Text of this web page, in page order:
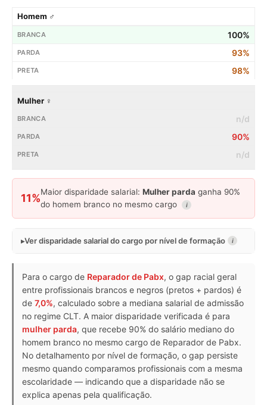
Homem ♂
100%
93%
98%
Mulher ♀
n/d
90%
n/d
11%
Maior disparidade salarial: Mulher parda ganha 90%
do homem branco no mesmo cargo
i
Ver disparidade salarial do cargo por nível de formação i
Para o cargo de Reparador de Pabx, o gap racial geral
entre profissionais brancos e negros (pretos + pardos) é
de 7,0%, calculado sobre a mediana salarial de admissão
no regime CLT. A maior disparidade verificada é para
mulher parda, que recebe 90% do salário mediano do
homem branco no mesmo cargo de Reparador de Pabx.
No detalhamento por nível de formação, o gap persiste
mesmo quando comparamos profissionais com a mesma
escolaridade — indicando que a disparidade não se
explica apenas pela qualificação.